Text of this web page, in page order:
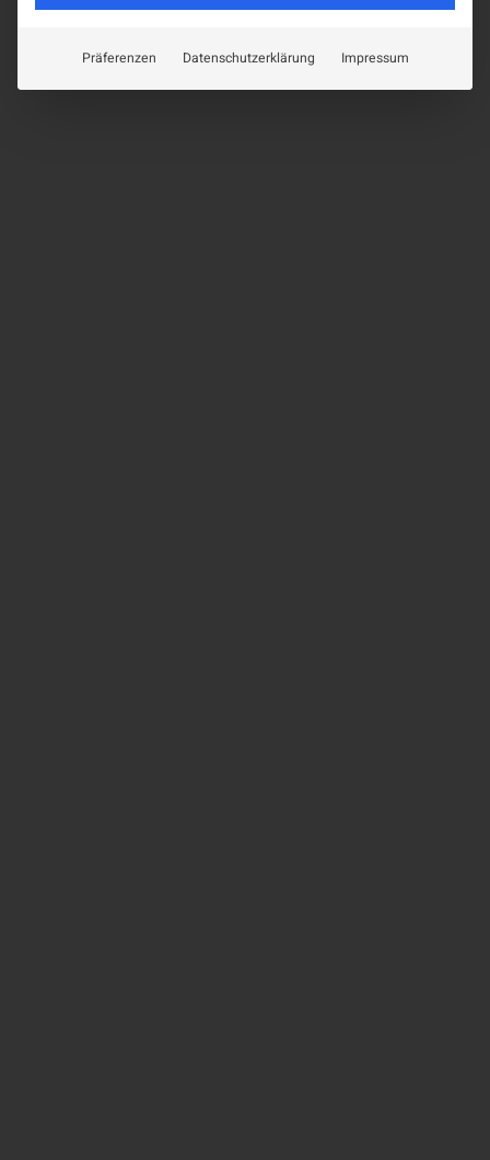
Präferenzen Datenschutzerklärung Impressum